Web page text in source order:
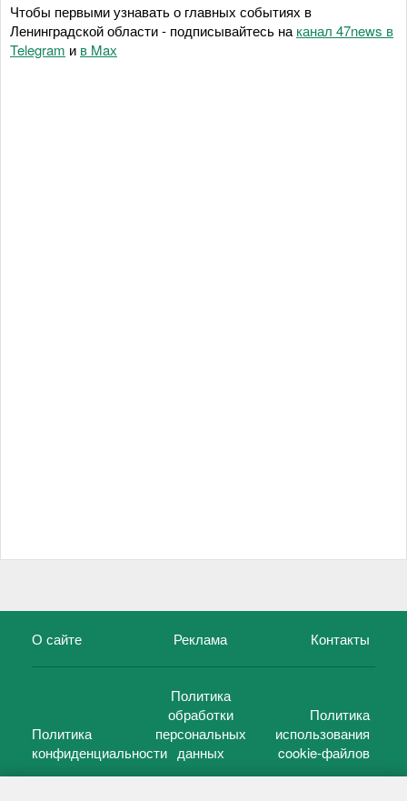
Чтобы первыми узнавать о главных событиях в
Ленинградской области - подписывайтесь на канал 47news в
Telegram и в Maх
О сайте Реклама Контакты
Политика
конфиденциальности
Политика
обработки
персональных
данных
Политика
использования
cookie-файлов